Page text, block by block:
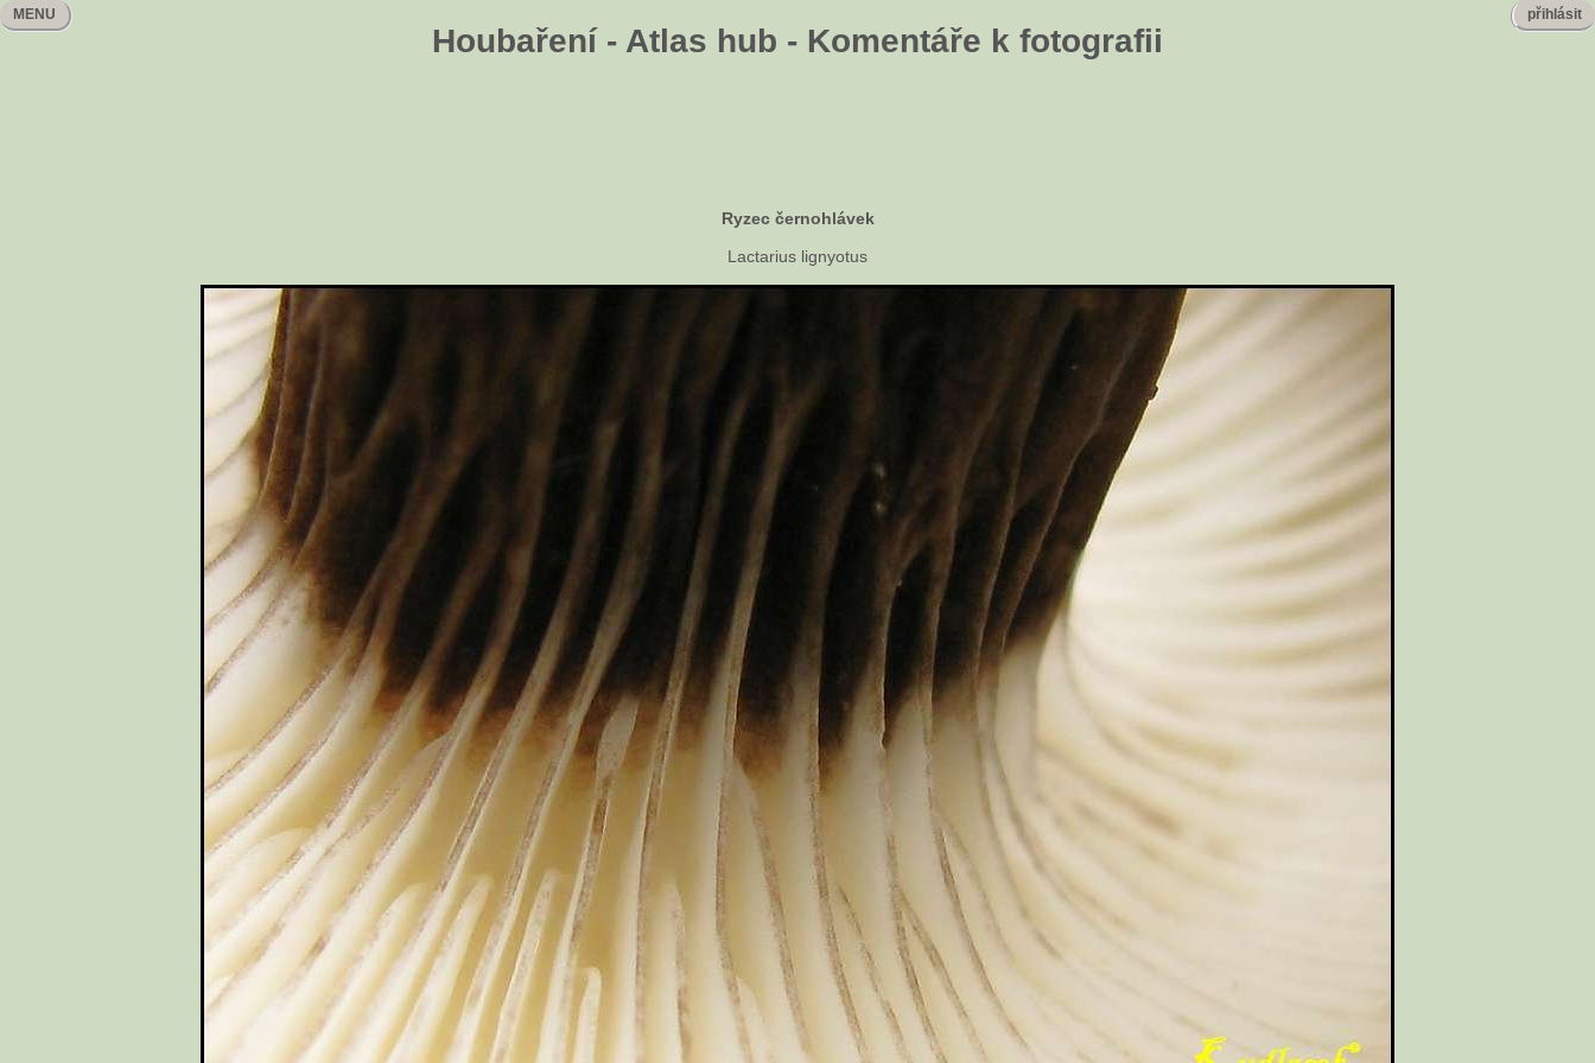
Houbaření - Atlas hub - Komentáře k fotografii
přihlásit
MENU
Ryzec černohlávek
Lactarius lignyotus